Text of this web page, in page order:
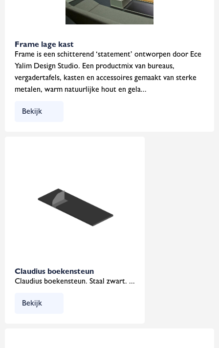
Frame lage kast
Frame is een schitterend ‘statement’ ontworpen door Ece
Yalim Design Studio. Een productmix van bureaus,
vergadertafels, kasten en accessoires gemaakt van sterke
metalen, warm natuurlijke hout en gela...
Bekijk
Claudius boekensteun
Claudius boekensteun. Staal zwart. ...
Bekijk